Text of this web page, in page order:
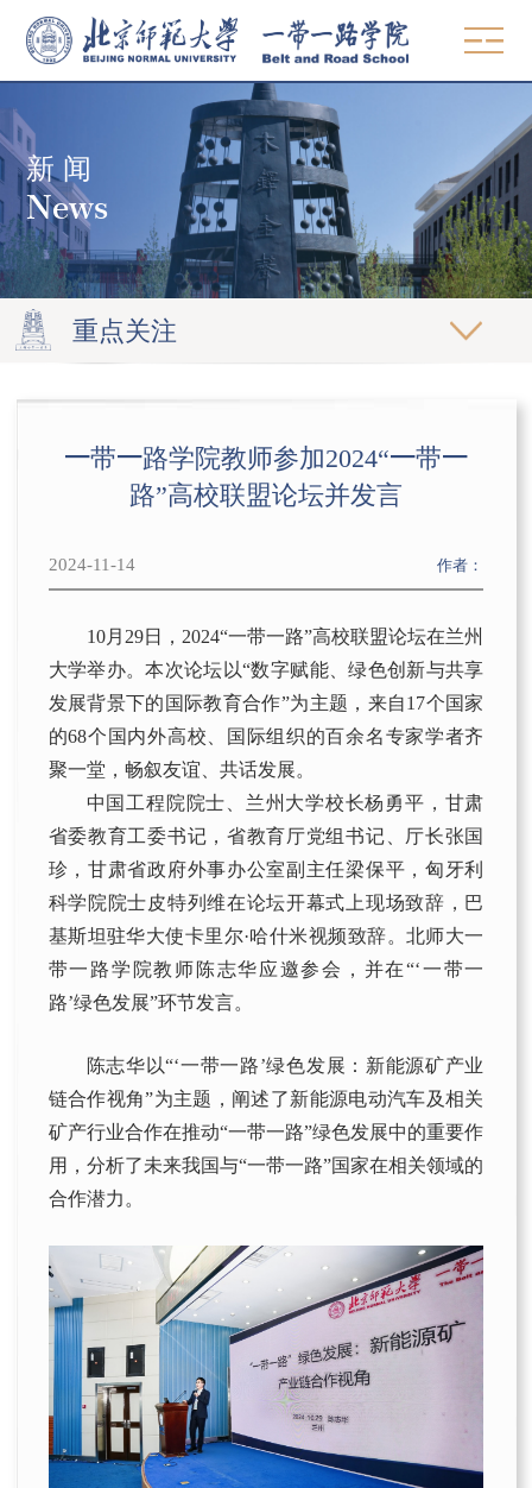
概况
使命愿景
院领导
组织机构
学术委员会
联系方式
师资
MBA & MPA
发展中国家硕士项目
高管教育
精品课程
事业发展
通知公告
论文
研究中心
新兴市场论坛
学术研讨会
项目概况
校园生活
校友
新 闻
News
重点关注
一带一路学院教师参加2024“一带一
路”高校联盟论坛并发言
2024-11-14 作者：
10月29日，2024“一带一路”高校联盟论坛在兰州
大学举办。本次论坛以“数字赋能、绿色创新与共享
发展背景下的国际教育合作”为主题，来自17个国家
的68个国内外高校、国际组织的百余名专家学者齐
聚一堂，畅叙友谊、共话发展。
中国工程院院士、兰州大学校长杨勇平，甘肃
省委教育工委书记，省教育厅党组书记、厅长张国
珍，甘肃省政府外事办公室副主任梁保平，匈牙利
科学院院士皮特列维在论坛开幕式上现场致辞，巴
基斯坦驻华大使卡里尔·哈什米视频致辞。北师大一
带一路学院教师陈志华应邀参会，并在“‘一带一
路’绿色发展”环节发言。
陈志华以“‘一带一路’绿色发展：新能源矿产业
链合作视角”为主题，阐述了新能源电动汽车及相关
矿产行业合作在推动“一带一路”绿色发展中的重要作
用，分析了未来我国与“一带一路”国家在相关领域的
合作潜力。